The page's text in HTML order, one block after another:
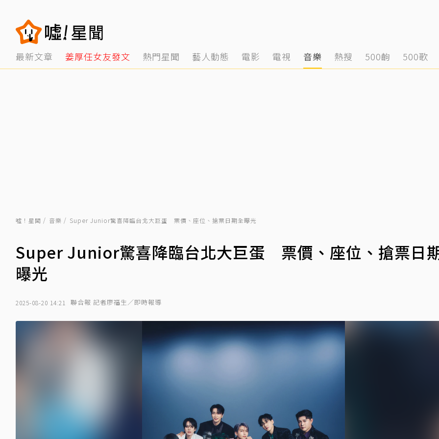
最新文章 姜厚任女友發文 熱門星聞 藝人動態 電影 電視 音樂 熱搜 500齣 500歌
噓！星聞 音樂 Super Junior驚喜降臨台北大巨蛋 票價、座位、搶票日期全曝光
Super Junior驚喜降臨台北大巨蛋 票價、座位、搶票日
曝光
2025-08-20 14:21 聯合報 記者廖福生／即時報導